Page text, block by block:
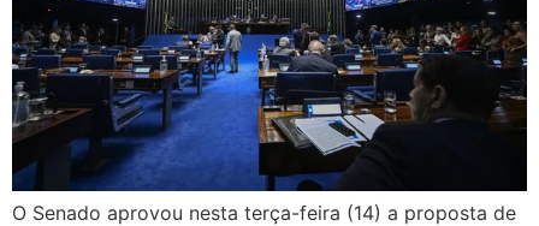
O Senado aprovou nesta terça-feira (14) a proposta de